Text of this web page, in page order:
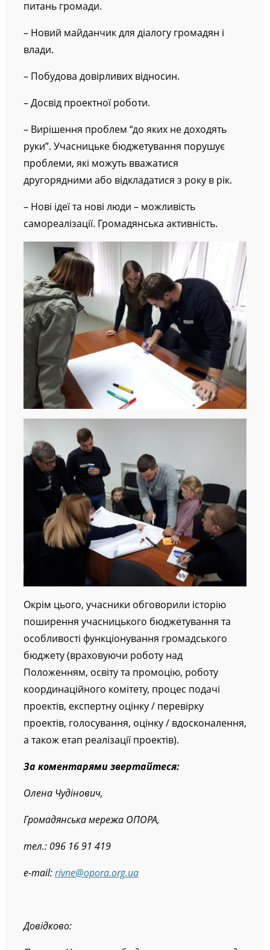
питань громади.
– Новий майданчик для діалогу громадян і
влади.
– Побудова довірливих відносин.
– Досвід проектної роботи.
– Вирішення проблем “до яких не доходять
руки”. Учасницьке бюджетування порушує
проблеми, які можуть вважатися
другорядними або відкладатися з року в рік.
– Нові ідеї та нові люди – можливість
самореалізації. Громадянська активність.
Окрім цього, учасники обговорили історію
поширення учасницького бюджетування та
особливості функціонування громадського
бюджету (враховуючи роботу над
Положенням, освіту та промоцію, роботу
координаційного комітету, процес подачі
проектів, експертну оцінку / перевірку
проектів, голосування, оцінку / вдосконалення,
а також етап реалізації проектів).
За коментарями звертайтеся:
Олена Чудінович,
Громадянська мережа ОПОРА,
тел.: 096 16 91 419
e-mail:rivne@opora.org.ua
Довідково: